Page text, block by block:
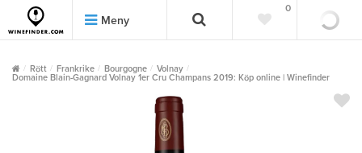
Meny
0
Rött Frankrike Bourgogne
Volnay
Domaine Blain-Gagnard Volnay 1er Cru Champans 2019: Köp online | Winefinder
""